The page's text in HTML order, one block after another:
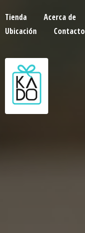
Tienda
Acerca de
Ubicación
Contacto